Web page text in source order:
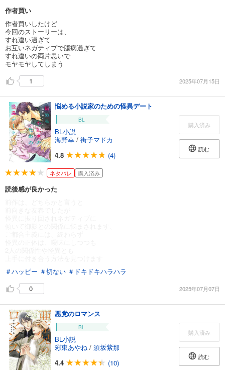
作者買い
作者買いしたけど
今回のストーリーは、
すれ違い過ぎて
お互いネガティブで臆病過ぎて
すれ違いの両片思いで
モヤモヤしてしまう
1
2025年07月15日
悩める小説家のための怪異デート
BL
BL小説
海野幸 / 街子マドカ
4.8
(4)
購入済み
読む
ネタバレ 購入済み
読後感が良かった
＃ハッピー ＃切ない ＃ドキドキハラハラ
0
2025年07月07日
悪党のロマンス
BL
BL小説
彩東あやね / 須坂紫那
4.4
(10)
購入済み
読む